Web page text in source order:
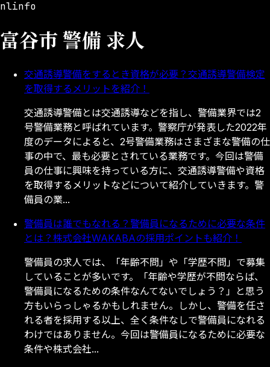
nlinfo
富谷市 警備 求人
交通誘導警備をするとき資格が必要？交通誘導警備検定
を取得するメリットを紹介！
交通誘導警備と は交通誘導な どを指し、 警備業界では2
号警備業務と 呼ばれて い ます。 警察庁が発表し た2022年
度のデータ によ る と、 2号警備業務はさ ま ざまな警備の仕
事の中で、 最も必要と されて いる業務です。 今回は警備
員の仕事に興味を持って いる方に、 交通誘導警備や資格
を取得する メ リ ッ トな どについて紹介して いき ます。 警
備員の業...
警備員は誰でもなれる？警備員になるために必要な条件
とは？株式会社WAKABAの採用ポイントも紹介！
警備員の求人 では、 「年齢不問 」 や 「学歴不問 」 で募集
して いる こ とが多いです。 「年齢や学歴が不問ならば、
警備員 になる ための条件なんてないで し ょ う ？ 」 と 思 う
方も いら っ しゃ るかも しれません。 しかし、 警備を任さ
れる者を採用する以 上、 全 く 条件な しで警備員 になれる
わけではあ り ません。 今回は警備員 になる ため に必要な
条件や株式会社...